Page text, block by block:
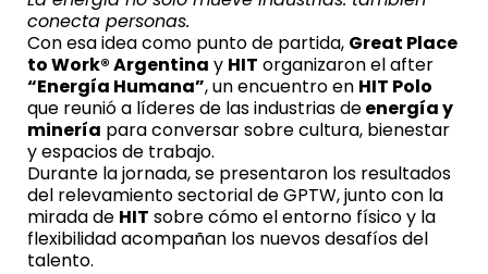
conecta personas.
Con esa idea como punto de partida, Great Place
to Work® Argentina y HIT organizaron el after
“Energía Humana”, un encuentro en HIT Polo
que reunió a líderes de las industrias deenergía y
minería para conversar sobre cultura, bienestar
y espacios de trabajo.
Durante la jornada, se presentaron los resultados
del relevamiento sectorial de GPTW, junto con la
mirada de HIT sobre cómo el entorno físico y la
flexibilidad acompañan los nuevos desafíos del
talento.